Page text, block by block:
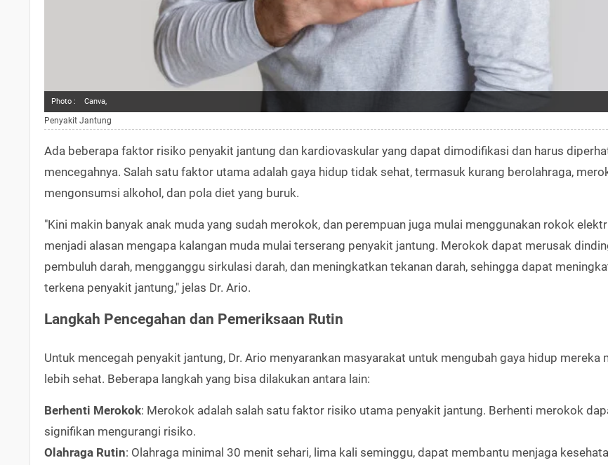
Photo : Canva,
Penyakit Jantung
Ada beberapa faktor risiko penyakit jantung dan kardiovaskular yang dapat dimodifikasi dan harus
mencegahnya. Salah satu faktor utama adalah gaya hidup tidak sehat, termasuk kurang berolahraga,
mengonsumsi alkohol, dan pola diet yang buruk.
"Kini makin banyak anak muda yang sudah merokok, dan perempuan juga mulai menggunakan rokok
menjadi alasan mengapa kalangan muda mulai terserang penyakit jantung. Merokok dapat merusak
pembuluh darah, mengganggu sirkulasi darah, dan meningkatkan tekanan darah, sehingga dapat
terkena penyakit jantung," jelas Dr. Ario.
Langkah Pencegahan dan Pemeriksaan Rutin
Untuk mencegah penyakit jantung, Dr. Ario menyarankan masyarakat untuk mengubah gaya hidup mereka
lebih sehat. Beberapa langkah yang bisa dilakukan antara lain:
Berhenti Merokok: Merokok adalah salah satu faktor risiko utama penyakit jantung. Berhenti merokok
signifikan mengurangi risiko.
Olahraga Rutin: Olahraga minimal 30 menit sehari, lima kali seminggu, dapat membantu menjaga